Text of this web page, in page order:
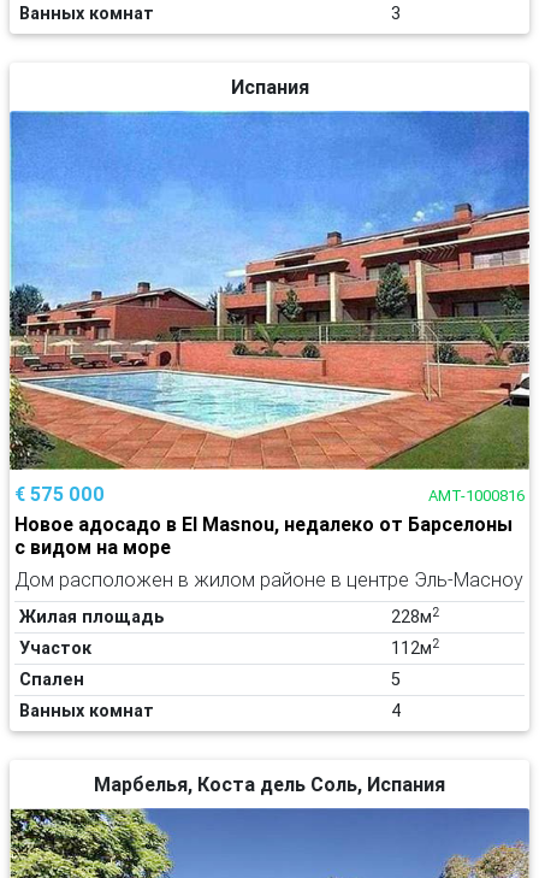
Ванных комнат
3
Испания
€ 575 000 AMT-1000816
Новое адосадо в El Masnou, недалеко от Барселоны
с видом на море
Дом расположен в жилом районе в центре Эль-Масноу
Жилая площадь 228м2
Участок 112м2
Спален
5
Ванных комнат
4
Марбелья, Коста дель Соль, Испания